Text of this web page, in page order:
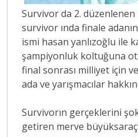
Survivor da 2.
survivor ında finale
ismi hasan yanlızoğlu ile
şampiyonluk koltuğuna
final sonrası milliyet için
ada ve yarışmacılar
Survivorın gerçeklerini
getiren merve